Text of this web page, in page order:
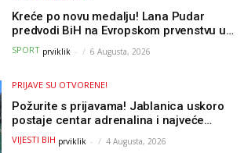
Kreće po novu medalju! Lana Pudar
predvodi BiH na Evropskom prvenstvu u
Parizu
SPORT prviklik - 6 Augusta, 2026
PRIJAVE SU OTVORENE!
Požurite s prijavama! Jablanica uskoro
postaje centar adrenalina i najveće
outdoor avanture ovog ljeta
VIJESTI BIH prviklik - 4 Augusta, 2026